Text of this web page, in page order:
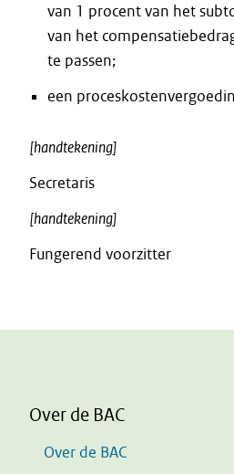
van 1 procent van het
van het
te passen;
een
[handtekening]
Secretaris
[handtekening]
Fungerend voorzitter
Over de BAC
Over de BAC